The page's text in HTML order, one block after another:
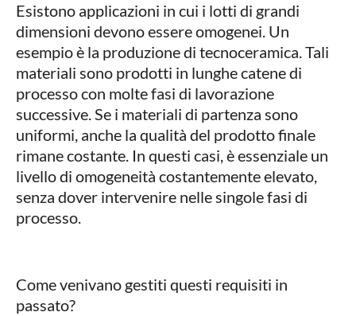
Esistono applicazioni in cui i lotti di grandi
dimensioni devono essere omogenei. Un
esempio è la produzione di tecnoceramica. Tali
materiali sono prodotti in lunghe catene di
processo con molte fasi di lavorazione
successive. Se i materiali di partenza sono
uniformi, anche la qualità del prodotto finale
rimane costante. In questi casi, è essenziale un
livello di omogeneità costantemente elevato,
senza dover intervenire nelle singole fasi di
processo.
Come venivano gestiti questi requisiti in
passato?